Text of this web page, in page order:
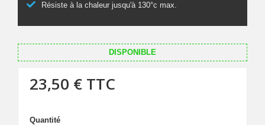
Résiste à la chaleur jusqu'à 130°c max.
DISPONIBLE
23,50 € TTC
Quantité